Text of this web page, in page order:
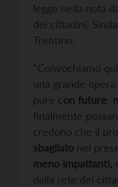
legge nella nota
dei cittadini,
Trentino.
“Convochiamo
una grande
pure con future
finalmente
credono che il
sbagliato nel
meno impattanti,
dalla rete dei